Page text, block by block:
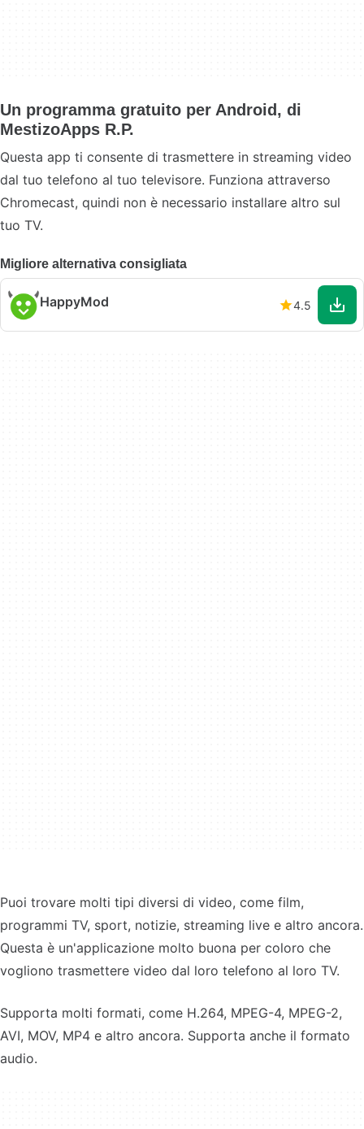
Un programma gratuito per Android, di
MestizoApps R.P.
Questa app ti consente di trasmettere in streaming video
dal tuo telefono al tuo televisore. Funziona attraverso
Chromecast, quindi non è necessario installare altro sul
tuo TV.
Migliore alternativa consigliata
HappyMod 4.5
Puoi trovare molti tipi diversi di video, come film,
programmi TV, sport, notizie, streaming live e altro ancora.
Questa è un'applicazione molto buona per coloro che
vogliono trasmettere video dal loro telefono al loro TV.
Supporta molti formati, come H.264, MPEG-4, MPEG-2,
AVI, MOV, MP4 e altro ancora. Supporta anche il formato
audio.